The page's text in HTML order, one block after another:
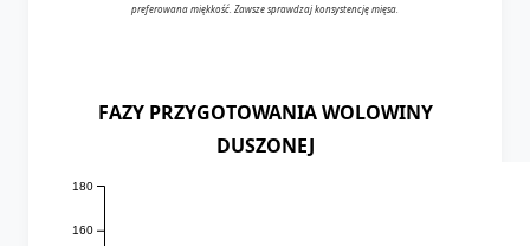
preferowana miękkość. Zawsze sprawdzaj konsystencję mięsa.
FAZY PRZYGOTOWANIA WOLOWINY
DUSZONEJ
160
180